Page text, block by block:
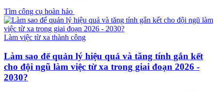
Tìm công cụ hoàn hảo
Làm việc từ xa thành công
Làm sao để quản lý hiệu quả và tăng tính gắn kết
cho đội ngũ làm việc từ xa trong giai đoạn 2026 -
2030?